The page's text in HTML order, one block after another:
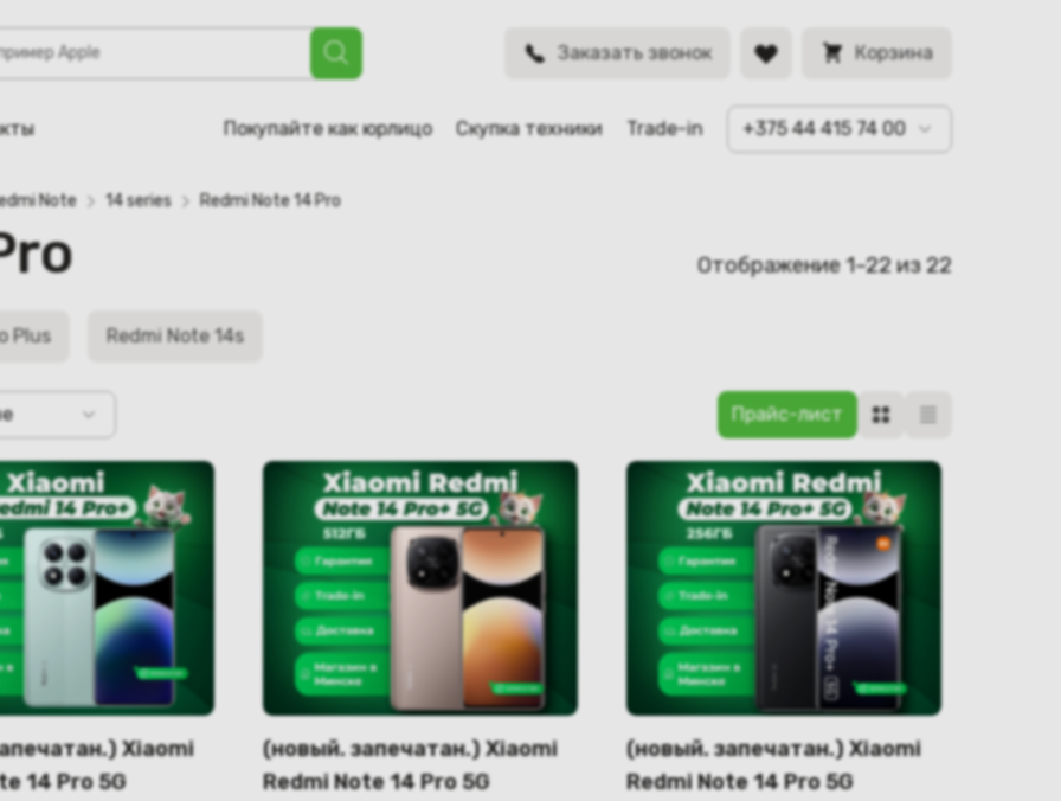
Заказать звонок Корзина
Покупайте как юрлицо Скупка техники Trade-in +375 44 415 74 00
Note 14 series Redmi Note 14 Pro
Отображение 1–22 из 22
Plus Redmi Note 14s
Xiaomi
14 Pro 5G
(новый. запечатан.) Xiaomi
Redmi Note 14 Pro 5G
(новый. запечатан.) Xiaomi
Redmi Note 14 Pro 5G